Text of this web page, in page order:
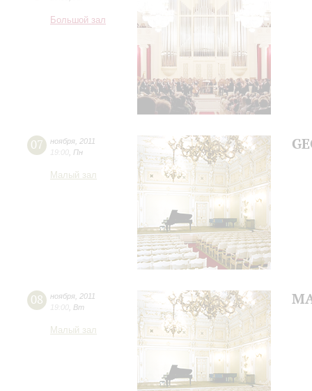
Большой зал
07 ноября 2011
19:00 Пн
Малый зал
08 ноября 2011
19:00 Вт
Малый зал